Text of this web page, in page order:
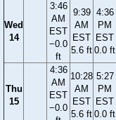
Wed
14
3:46
AM
EST
−0.0
ft
9:39
AM
EST
5.6 ft
4:36
PM
EST
0.0 ft
Thu
15
4:36
AM
EST
−0.0
10:28
AM
EST
5.6 ft
5:27
PM
EST
0.0 ft